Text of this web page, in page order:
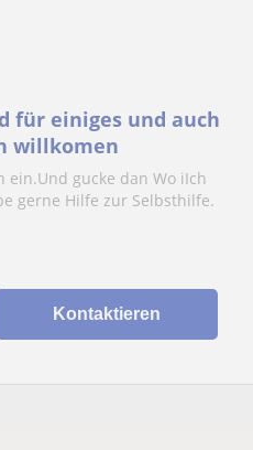
für einiges und auch
willkomen
ein.Und gucke dan Wo iIch
gerne Hilfe zur Selbsthilfe.
Kontaktieren